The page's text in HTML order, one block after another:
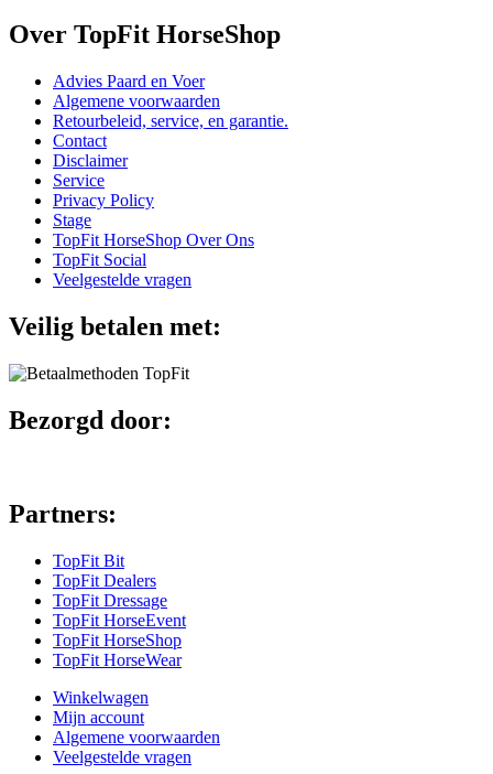
tot
€66,95
kan
Over TopFit HorseShop
Advies Paard en Voer
Algemene voorwaarden
Retourbeleid, service, en garantie.
Contact
Disclaimer
Service
Privacy Policy
Stage
TopFit HorseShop Over Ons
TopFit Social
Veelgestelde vragen
Veilig betalen met:
Bezorgd door:
Partners:
TopFit Bit
TopFit Dealers
TopFit Dressage
TopFit HorseEvent
TopFit HorseShop
TopFit HorseWear
Winkelwagen
Mijn account
Algemene voorwaarden
Veelgestelde vragen